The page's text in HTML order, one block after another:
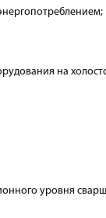
на
уровня